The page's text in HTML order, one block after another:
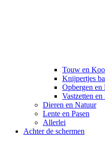
Touw en
Knijpertjes
Opbergen en
Vastzetten en
Dieren en Natuur
Lente en Pasen
Allerlei
Achter de schermen